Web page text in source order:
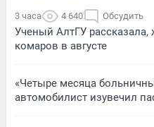
3 часа 4 640 Обсудить
Ученый АлтГУ рассказала,
комаров в августе
«Четыре месяца
автомобилист изувечил